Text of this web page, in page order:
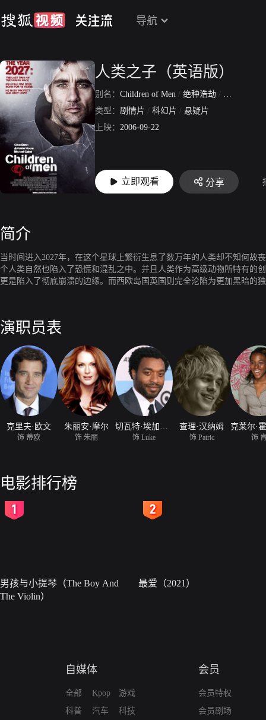
导航
人类之子（英语版）
别名： Children of Men / 绝种浩劫 / 末代浩劫
类型： 剧情片 / 科幻片 / 悬疑片
上映： 2006-09-22
立即观看 分享
简介
当时间进入2027年，在这个星球上繁衍生息了数万年的人类却不知何
个人类自然也陷入了恐慌和混乱之中。并且人类作为高级动物所特有的
更是陷入了彻底崩溃的边缘。而西欧岛国英国则完全沦陷为更加黑暗的
演职员表
克里夫·欧文
饰 蒂欧
朱丽安·摩尔
饰 朱丽 饰 Luke
查理·汉纳姆
饰 Patric 饰
电影排行榜
男孩与小提琴（The Boy And
The Violin）
最爱（2021）
自媒体
全部
科普
Kpop
汽车
游戏
科技
会员
会员特权
会员剧场